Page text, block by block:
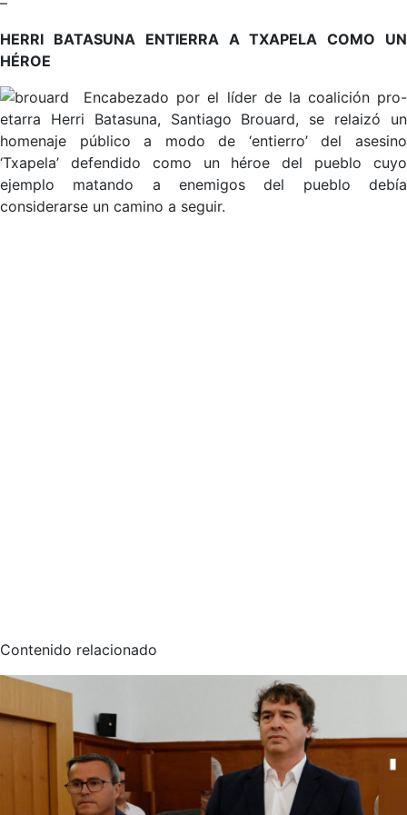
HERRI BATASUNA ENTIERRA A TXAPELA COMO UN
HÉROE
Encabezado por el líder de la coalición pro-
etarra Herri Batasuna, Santiago Brouard, se relaizó un
homenaje público a modo de ‘entierro’ del asesino
‘Txapela’ defendido como un héroe del pueblo cuyo
ejemplo matando a enemigos del pueblo debía
considerarse un camino a seguir.
Contenido relacionado